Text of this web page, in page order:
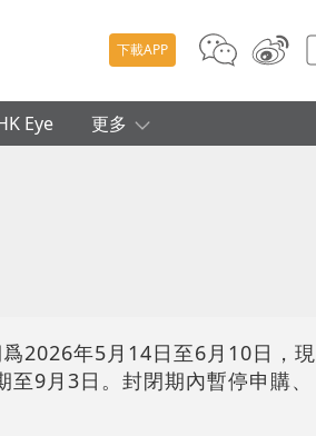
下載APP
Eye 更多
2026年5月14日至6月10日，現
9月3日。封閉期內暫停申購、